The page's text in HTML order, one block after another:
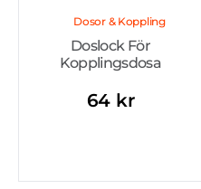
Dosor & Koppling
Doslock För
Kopplingsdosa
64 kr